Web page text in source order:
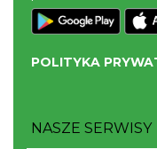
Cross Bike
POLITYKA
NASZE SERWISY